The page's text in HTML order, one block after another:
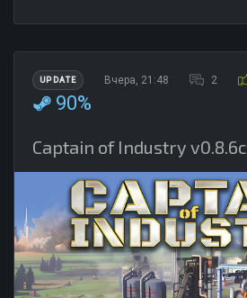
UPDATE Вчера, 21:48 2
90%
Captain of Industry v0.8.6c